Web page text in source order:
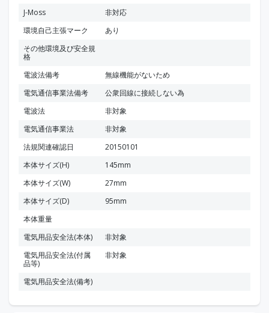
J-Moss
非対応
環境自己主張マーク
あり
その他環境及び安全規
格
電波法備考
無線機能がないため
電気通信事業法備考
公衆回線に接続しない為
電波法
非対象
電気通信事業法
非対象
法規関連確認日
20150101
本体サイズ(H)
145mm
本体サイズ(W)
27mm
本体サイズ(D)
95mm
本体重量
電気用品安全法(本体)
非対象
電気用品安全法(付属
品等)
非対象
電気用品安全法(備考)